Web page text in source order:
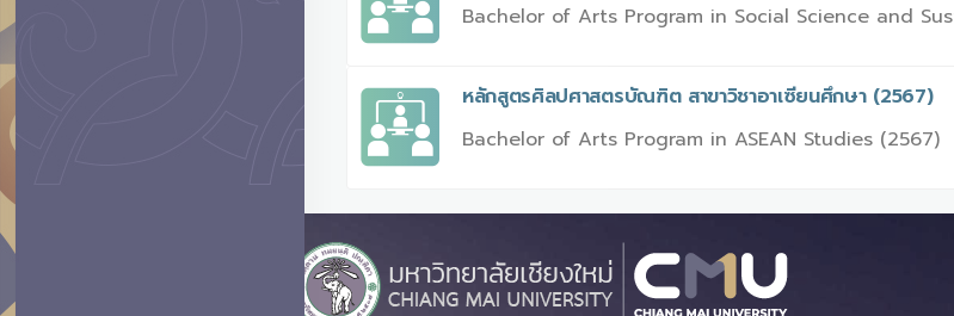
Bachelor of Arts Program in Social Science and
หลักสูตรศิลปศาสตรบัณฑิต สาขาวิชาอาเซียนศึกษา (2567)
Bachelor of Arts Program in ASEAN Studies (2567)